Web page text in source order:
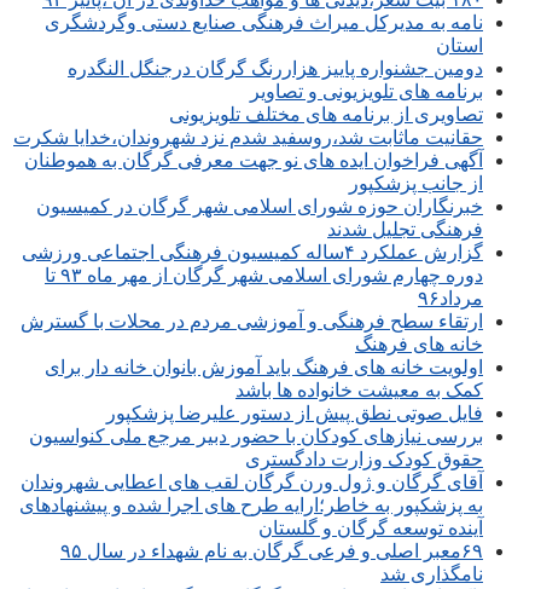
نامه به مدیرکل میراث فرهنگی صنایع دستی وگردشگری
استان
دومین جشنواره پاییز هزاررنگ گرگان درجنگل النگدره
برنامه های تلویزیونی و تصاویر
تصاویری از برنامه های مختلف تلویزیونی
حقانیت ماثابت شد،روسفید شدم نزد شهروندان،خدایا شکرت
آگهی فراخوان ایده های نو جهت معرفی گرگان به هموطنان
از جانب پزشکپور
خبرنگاران حوزه شورای اسلامی شهر گرگان در کمیسیون
فرهنگی تجلیل شدند
گزارش عملکرد ۴ساله کمیسیون فرهنگی اجتماعی ورزشی
دوره چهارم شورای اسلامی شهر گرگان از مهر ماه ۹۳ تا
مرداد۹۶
ارتقاء سطح فرهنگی و آموزشی مردم در محلات با گسترش
خانه های فرهنگ
اولویت خانه های فرهنگ باید آموزش بانوان خانه دار برای
کمک به معیشت خانواده ها باشد
فایل صوتی نطق پیش از دستور علیرضا پزشکپور
بررسی نیازهای کودکان با حضور دبیر مرجع ملی کنواسیون
حقوق کودک وزارت دادگستری
آقای گرگان و ژول ورن گرگان لقب های اعطایی شهروندان
به پزشکپور به خاطر؛ارایه طرح های اجرا شده و پیشنهادهای
آینده توسعه گرگان و گلستان
۶۹معبر اصلی و فرعی گرگان به نام شهداء در سال ۹۵
نامگذاری شد